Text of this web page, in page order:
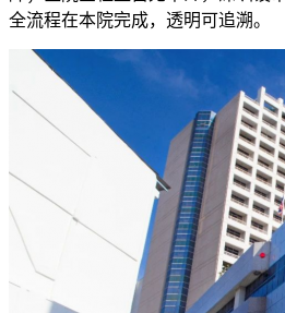
全流程在本院完成，透明可追溯。